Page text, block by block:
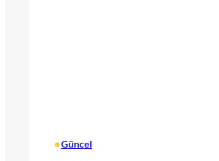
•Güncel